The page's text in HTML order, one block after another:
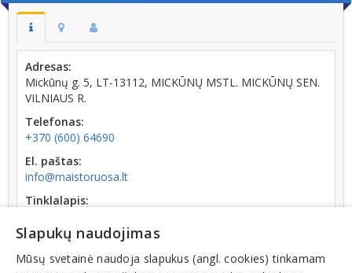
Adresas:
Mickūnų g. 5, LT-13112, MICKŪNŲ MSTL. MICKŪNŲ SEN.
VILNIAUS R.
Telefonas:
+370 (600) 64690
El. paštas:
info@maistoruosa.lt
Tinklalapis:
Darbo laikas:
uždarytaiki VI: 08:00 - 22:00
Slapukų naudojimas
Mūsų svetainė naudoja slapukus (angl. cookies) tinkamam